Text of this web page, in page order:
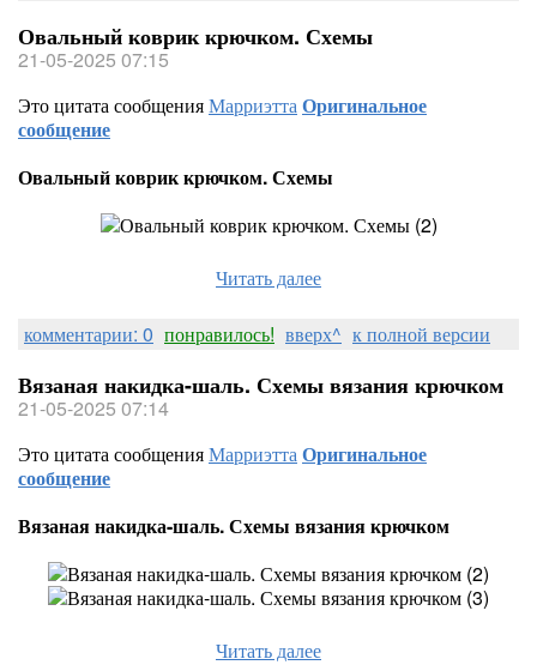
Овальный коврик крючком. Схемы
21-05-2025 07:15
Это цитата сообщенияМарриэттаОригинальное
сообщение
Овальный коврик крючком. Схемы
Читать далее
комментарии: 0 понравилось! вверх^ к полной версии
Вязаная накидка-шаль. Схемы вязания крючком
21-05-2025 07:14
Это цитата сообщенияМарриэттаОригинальное
сообщение
Вязаная накидка-шаль. Схемы вязания крючком
Читать далее